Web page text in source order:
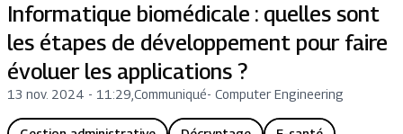
Informatique biomédicale : quelles sont
les étapes de développement pour faire
évoluer les applications ?
13 nov. 2024 - 11:29 Communiqué- Computer Engineering